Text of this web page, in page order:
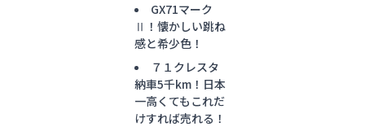
GX71マーク
Ⅱ！懐かしい跳ね
感と希少色！
７１クレスタ
納車5千km！日本
一高くてもこれだ
けすれば売れる！